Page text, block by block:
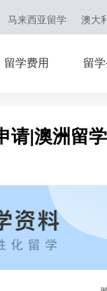
马来西亚留学 澳大
留学费用 留
请|澳洲留学